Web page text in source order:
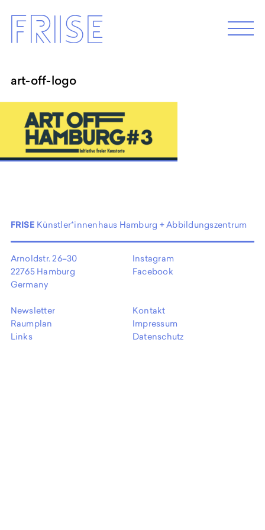
content
M
e
Frise
Programm 2026
Archive
ABOUT
EN
art-off-logo
FRISE Künstler*innenhaus Hamburg + Abbildungszentrum
Arnoldstr. 26–30
22765 Hamburg
Germany
Instagram
Facebook
Newsletter
Raumplan
Links
Kontakt
Impressum
Datenschutz